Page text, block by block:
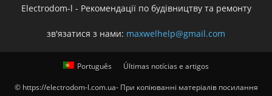
Electrodom-l - Рекомендації по будівництву та ремонту
зв'язатися з нами: maxwelhelp@gmail.com
Português Últimas notícias e artigos
© https://electrodom-l.com.ua- При копіюванні матеріалів посилання